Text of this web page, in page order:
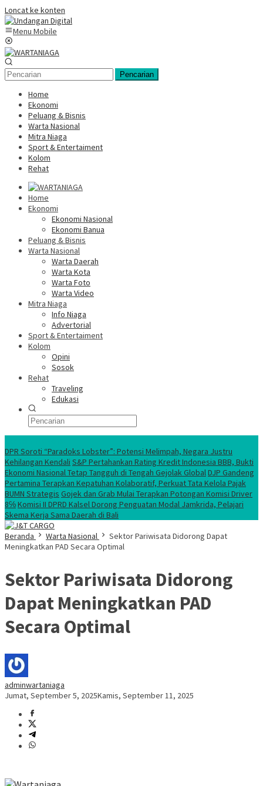
Loncat ke konten
Menu Mobile
Pencarian
Home
Ekonomi
Peluang & Bisnis
Warta Nasional
Mitra Niaga
Sport & Entertaiment
Kolom
Rehat
Home
Ekonomi
Ekonomi Nasional
Ekonomi Banua
Peluang & Bisnis
Warta Nasional
Warta Daerah
Warta Kota
Warta Foto
Warta Video
Mitra Niaga
Info Niaga
Advertorial
Sport & Entertaiment
Kolom
Opini
Sosok
Rehat
Traveling
Edukasi
DPR Soroti “Paradoks Lobster”: Potensi Melimpah, Negara Justru
Kehilangan Kendali S&P Pertahankan Rating Kredit Indonesia BBB, Bukti
Ekonomi Nasional Tetap Tangguh di Tengah Gejolak GlobalDJP Gandeng
Pertamina Terapkan Kepatuhan Kolaboratif, Perkuat Tata Kelola Pajak
BUMN Strategis Gojek dan Grab Mulai Terapkan Potongan Komisi Driver
8℅Komisi II DPRD Kalsel Dorong Penguatan Modal Jamkrida, Pelajari
Skema Kerja Sama Daerah di Bali
Beranda
Warta Nasional
Sektor Pariwisata Didorong Dapat
Meningkatkan PAD Secara Optimal
Sektor Pariwisata Didorong
Dapat Meningkatkan PAD
Secara Optimal
adminwartaniaga
Jumat, September 5, 2025Kamis, September 11, 2025